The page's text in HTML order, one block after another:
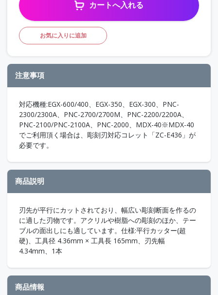
カートへ入れる
お気に入りに追加
注意事項
対応機種:EGX-600/400、EGX-350、EGX-300、PNC-
2300/2300A、PNC-2700/2700M、PNC-2200/2200A、
PNC-2100/PNC-2100A、PNC-2000、MDX-40※MDX-40
でご利用頂く場合は、彫刻刃対応コレット「ZC-E436」が
必要です。
商品説明
刃先が平行にカットされており、幅広い彫刻断面を作るの
に適した刃物です。アクリルや樹脂への彫刻のほか、テー
ブルの面出しにも適しています。仕様:平行カッター(超
硬)、工具径 4.36mm × 工具長 165mm、刃先幅
4.34mm、1本
商品情報